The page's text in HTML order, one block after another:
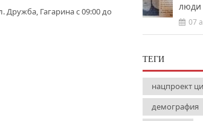
Дружба, Гагарина с 09:00 до
люди
07
ТЕГИ
нацпроект
демография